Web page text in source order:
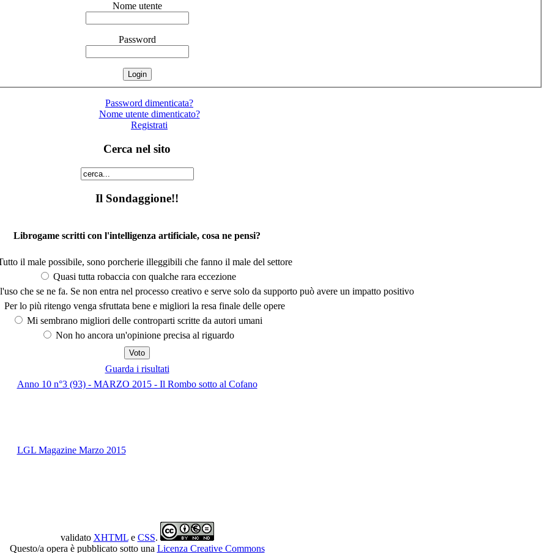
Nome utente
Password
Password dimenticata?
Nome utente dimenticato?
Registrati
Cerca nel sito
Il Sondaggione!!
Librogame scritti con l'intelligenza artificiale, cosa ne pensi?
il male possibile, sono porcherie illeggibili che fanno il male del settore
Quasi tutta robaccia con qualche rara eccezione
che se ne fa. Se non entra nel processo creativo e serve solo da supporto può avere un impatto positivo
Per lo più ritengo venga sfruttata bene e migliori la resa finale delle opere
Mi sembrano migliori delle controparti scritte da autori umani
Non ho ancora un'opinione precisa al riguardo
Guarda i risultati
Anno 10 n°3 (93) - MARZO 2015 - Il Rombo sotto al Cofano
LGL Magazine Marzo 2015
validato XHTMLe CSS.
Questo/a opera è pubblicato sotto una Licenza Creative Commons